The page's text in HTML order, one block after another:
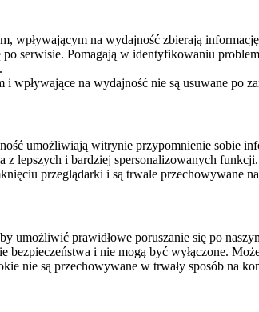
wpływającym na wydajność zbierają
serwisie. Pomagają w identyfikowaniu
wpływające na wydajność nie są usuwane po
umożliwiają witrynie przypomnienie sobie
z lepszych i bardziej spersonalizowanych
przeglądarki i są trwale przechowywane
umożliwić prawidłowe poruszanie się po
bezpieczeństwa i nie mogą być wyłączone.
nie są przechowywane w trwały sposób na